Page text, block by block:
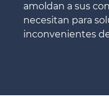
amoldan a sus
necesitan para
inconvenientes